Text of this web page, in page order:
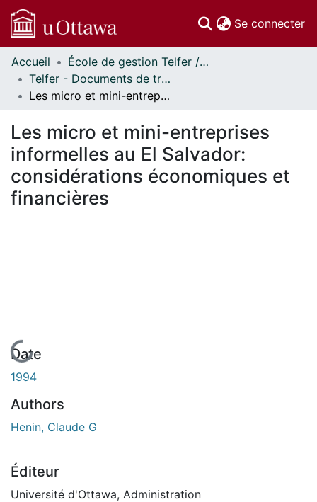
Se connecter
Communautés
et collections
Parcourir
À propos
Accueil
École de gestion Telfer // Telfer School of Management
Telfer - Documents de travail // Telfer - Working Papers
Les micro et mini-entreprises informelles au El Salvador: considérations économiques et financières
Les micro et mini-entreprises
informelles au El Salvador:
considérations économiques et
financières
En cours de chargement...
Date
1994
Authors
Henin, Claude G
Éditeur
Université d'Ottawa, Administration